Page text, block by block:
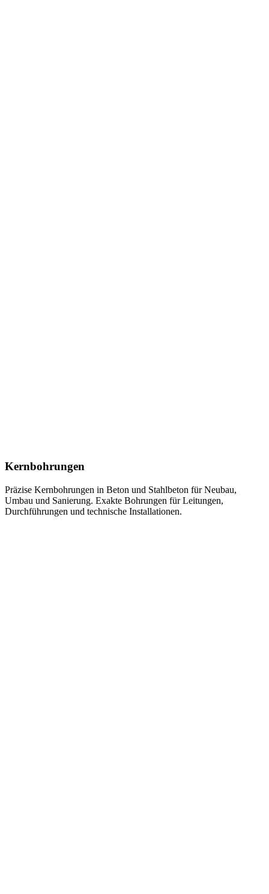
Kernbohrungen
Präzise Kernbohrungen in Beton und Stahlbeton für Neubau,
Umbau und Sanierung. Exakte Bohrungen für Leitungen,
Durchführungen und technische Installationen.